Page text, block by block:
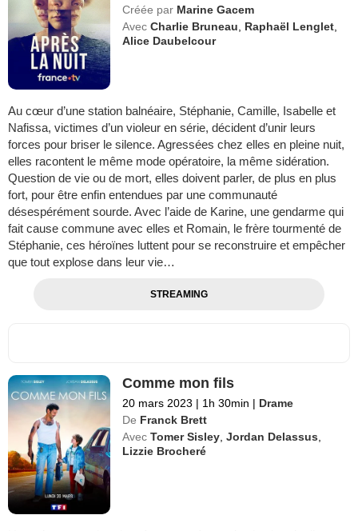
Créée par Marine Gacem
Avec Charlie Bruneau Raphaël Lenglet
Alice Daubelcour
Au cœur d’une station balnéaire, Stéphanie, Camille, Isabelle et
Nafissa, victimes d’un violeur en série, décident d’unir leurs
forces pour briser le silence. Agressées chez elles en pleine nuit,
elles racontent le même mode opératoire, la même sidération.
Question de vie ou de mort, elles doivent parler, de plus en plus
fort, pour être enfin entendues par une communauté
désespérément sourde. Avec l’aide de Karine, une gendarme qui
fait cause commune avec elles et Romain, le frère tourmenté de
Stéphanie, ces héroïnes luttent pour se reconstruire et empêcher
que tout explose dans leur vie…
STREAMING
Comme mon fils
20 mars 2023 | 1h 30min | Drame
De Franck Brett
Avec Tomer Sisley ,Jordan Delassus
Lizzie Brocheré